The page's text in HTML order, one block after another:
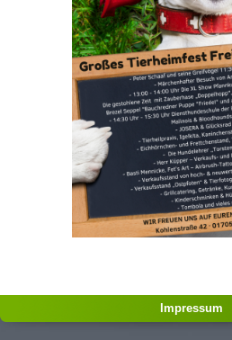
Impressum